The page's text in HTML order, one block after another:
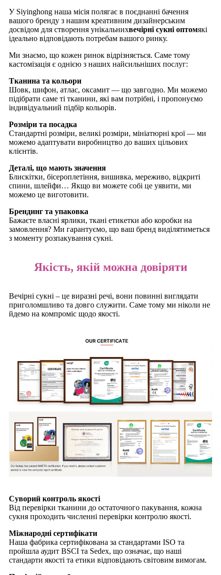
У Siyinghong наша місія полягає в поєднанні бачення
вашого бренду з нашим креативним дизайнерським
досвідом для створення унікальнихвечірні сукні оптомякі
ідеально відповідають потребам вашого ринку.
Ми знаємо, що кожен ринок відрізняється. Саме тому
кастомізація є однією з наших найсильніших послуг:
Тканина та кольори
Шовк, шифон, атлас, оксамит — що завгодно. Ми можемо
підібрати саме ті тканини, які вам потрібні, і пропонуємо
індивідуальний підбір кольорів.
Розміри та посадка
Стандартні розміри, великі розміри, мініатюрні крої — ми
можемо адаптувати виробництво до ваших цільових
клієнтів.
Деталі, що мають значення
Блискітки, бісероплетіння, вишивка, мереживо, відкриті
спини, шлейфи… Якщо ви можете собі це уявити, ми
можемо це виготовити.
Брендинг та упаковка
Бажаєте власні ярлики, ткані етикетки або коробки на
замовлення? Ми гарантуємо, що ваш бренд виділятиметься
з моменту розпакування сукні.
Якість, якій можна довіряти
Вечірні сукні – це виразні речі, вони повинні виглядати
приголомшливо та довго служити. Саме тому ми ніколи не
йдемо на компроміс щодо якості.
Суворий контроль якості
Від перевірки тканини до остаточного пакування, кожна
сукня проходить численні перевірки контролю якості.
Міжнародні сертифікати
Наша фабрика сертифікована за стандартами ISO та
пройшла аудит BSCI та Sedex, що означає, що наші
стандарти якості та етики відповідають світовим вимогам.